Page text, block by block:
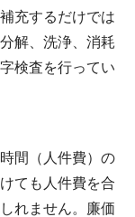
充するだけでは
解、洗浄、消耗
検査を行ってい
間（人件費）の
ても人件費を合
れません。廉価